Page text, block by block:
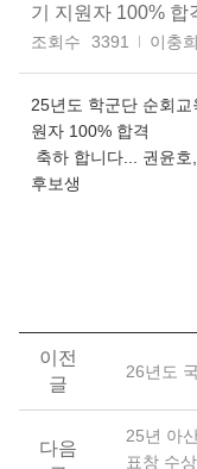
기 지원자 100% 합
조회수 3391 이충희
25년도 학군단 순회
원자 100% 합격
축하 합니다... 권윤
후보생
이전
글
26년도
다음
25년 아
표창 수